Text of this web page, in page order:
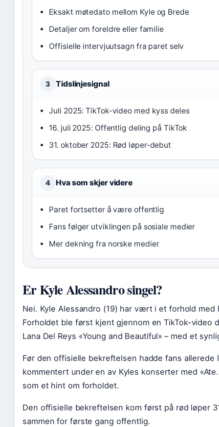
Eksakt møtedato mellom Kyle og Brede
Detaljer om foreldre eller familie
Offisielle intervjuutsagn fra paret selv
3 Tidslinjesignal
Juli 2025: TikTok-video med kyss deles
16. juli 2025: Offentlig deling på TikTok
31. oktober 2025: Rød løper-debut
4 Hva som skjer videre
Paret fortsetter å være offentlig
Fans følger utviklingen på sosiale medier
Mer dekning fra norske medier
Er Kyle Alessandro singel?
Nei. Kyle Alessandro (19) har vært i et forhold
Forholdet ble først kjent gjennom en TikTok-video
Lana Del Reys «Young and Beautiful» – med et
Før den offisielle bekreftelsen hadde fans allerede
kommentert under en av Kyles konserter med
som et hint om forholdet.
Den offisielle bekreftelsen kom først på rød løper
sammen for første gang offentlig.